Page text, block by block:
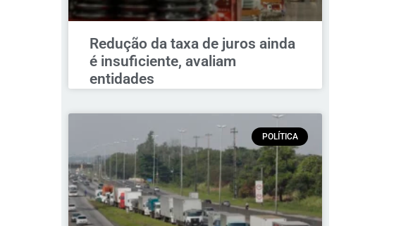
Redução da taxa de juros ainda
é insuficiente, avaliam
entidades
POLÍTICA